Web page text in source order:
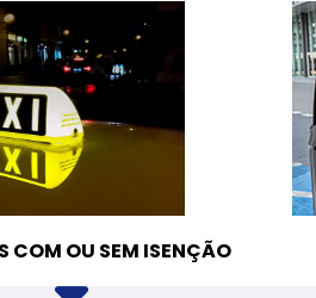
COM OU SEM ISENÇÃO